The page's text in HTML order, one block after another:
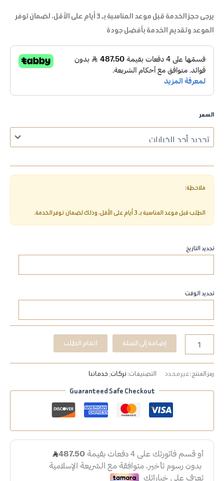
يرجى حجز الخدمة قبل موعد المناسبة بـ 3 أيام على الأقل، لضمان توفر
الموعد وتقديم الخدمة بأفضل جودة
السعر
تحديد التاريخ
تحديد الوقت
إضافة إلى السلة اتمام الطلب
رمز المنتج:غير محدد التصنيفات:تركات, خدماتنا
Guaranteed Safe Checkout